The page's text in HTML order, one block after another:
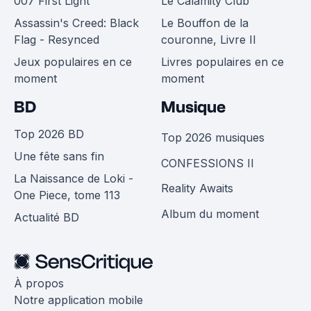
Assassin's Creed: Black
Flag - Resynced
Jeux populaires en ce
moment
Le Bouffon de la
couronne, Livre II
Livres populaires en ce
moment
BD
Top 2026 BD
Une fête sans fin
La Naissance de Loki -
One Piece, tome 113
Actualité BD
Musique
Top 2026 musiques
CONFESSIONS II
Reality Awaits
Album du moment
À propos
Notre application mobile